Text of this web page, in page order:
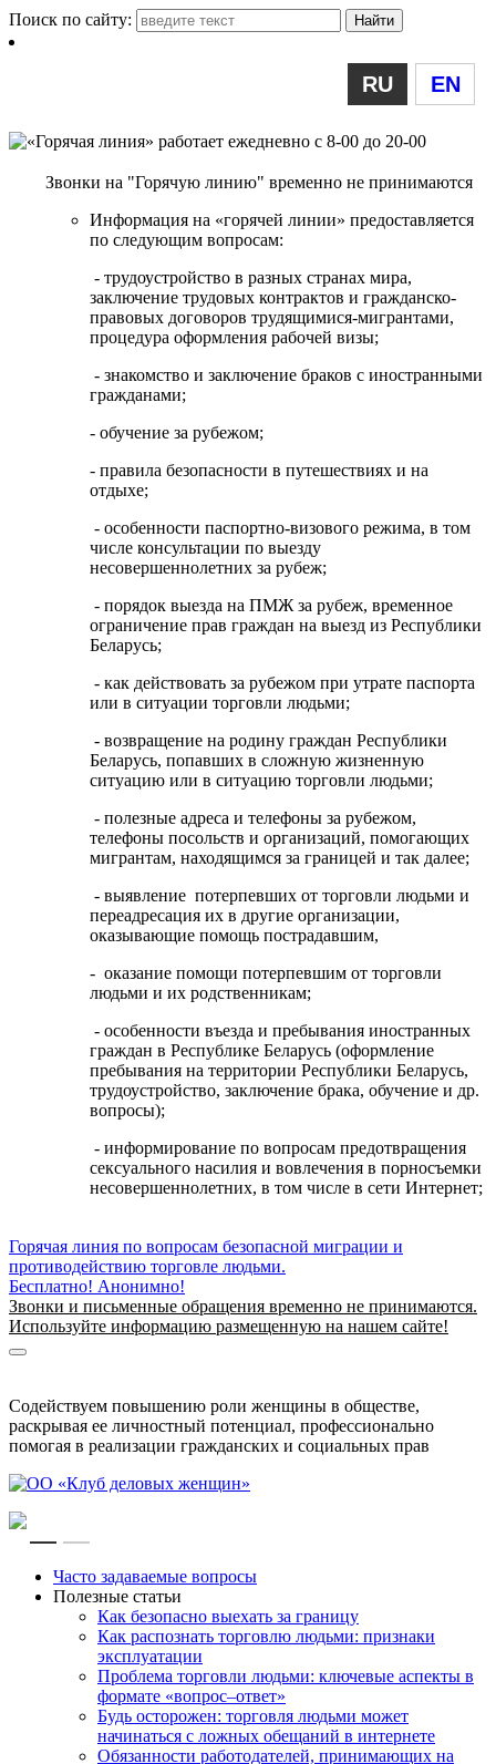
Поиск по сайту:
RU EN
Звонки на "Горячую линию" временно не принимаются
Информация на «горячей линии» предоставляется
по следующим вопросам:
- трудоустройство в разных странах мира,
заключение трудовых контрактов и гражданско-
правовых договоров трудящимися-мигрантами,
процедура оформления рабочей визы;
- знакомство и заключение браков с иностранными
гражданами;
- обучение за рубежом;
- правила безопасности в путешествиях и на
отдыхе;
- особенности паспортно-визового режима, в том
числе консультации по выезду
несовершеннолетних за рубеж;
- порядок выезда на ПМЖ за рубеж, временное
ограничение прав граждан на выезд из Республики
Беларусь;
- как действовать за рубежом при утрате паспорта
или в ситуации торговли людьми;
- возвращение на родину граждан Республики
Беларусь, попавших в сложную жизненную
ситуацию или в ситуацию торговли людьми;
- полезные адреса и телефоны за рубежом,
телефоны посольств и организаций, помогающих
мигрантам, находящимся за границей и так далее;
- выявление потерпевших от торговли людьми и
переадресация их в другие организации,
оказывающие помощь пострадавшим,
- оказание помощи потерпевшим от торговли
людьми и их родственникам;
- особенности въезда и пребывания иностранных
граждан в Республике Беларусь (оформление
пребывания на территории Республики Беларусь,
трудоустройство, заключение брака, обучение и др.
вопросы);
- информирование по вопросам предотвращения
сексуального насилия и вовлечения в порносъемки
несовершеннолетних, в том числе в сети Интернет;
Горячая линия по вопросам безопасной миграции и
противодействию торговле людьми.
Бесплатно! Анонимно!
Звонки и письменные обращения временно не принимаются.
Используйте информацию размещенную на нашем сайте!
Содействуем повышению роли женщины в обществе,
раскрывая ее личностный потенциал, профессионально
помогая в реализации гражданских и социальных прав
RUEN
Часто задаваемые вопросы
Полезные статьи
Как безопасно выехать за границу
Как распознать торговлю людьми: признаки
эксплуатации
Проблема торговли людьми: ключевые аспекты в
формате «вопрос–ответ»
Будь осторожен: торговля людьми может
начинаться с ложных обещаний в интернете
Обязанности работодателей, принимающих на